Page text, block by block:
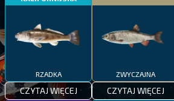
RZADKA
CZYTAJ WIĘCEJ
ZWYCZAJNA
CZYTAJ WIĘCEJ